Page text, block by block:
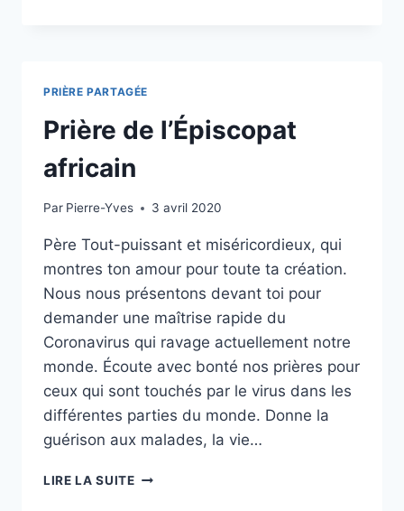
PRIÈRE PARTAGÉE
Prière de l’Épiscopat
africain
Par Pierre-Yves 3 avril 2020
Père Tout-puissant et miséricordieux, qui
montres ton amour pour toute ta création.
Nous nous présentons devant toi pour
demander une maîtrise rapide du
Coronavirus qui ravage actuellement notre
monde. Écoute avec bonté nos prières pour
ceux qui sont touchés par le virus dans les
différentes parties du monde. Donne la
guérison aux malades, la vie…
LIRE LA SUITEPRIÈRE